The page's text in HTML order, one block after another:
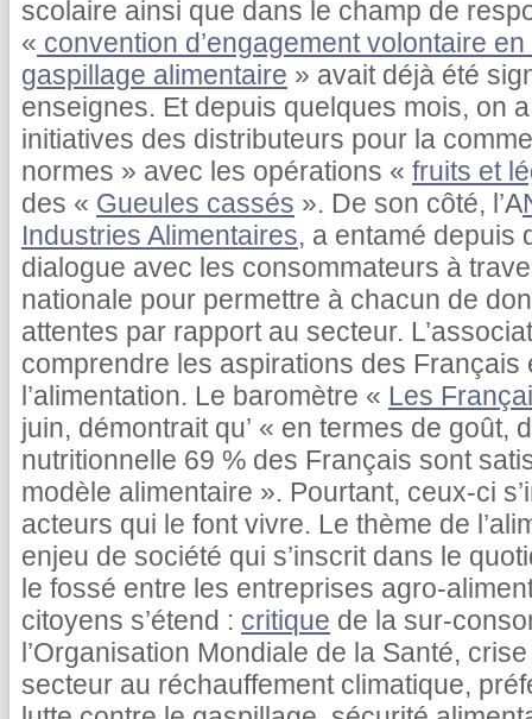
scolaire ainsi que dans le champ de
« convention d’engagement volontaire
gaspillage alimentaire » avait déjà été
enseignes. Et depuis quelques mois, on
initiatives des distributeurs pour la
normes » avec les opérations « fruits et
des « Gueules cassés ». De son côté, l’A
Industries Alimentaires, a entamé depuis
dialogue avec les consommateurs à
nationale pour permettre à chacun de
attentes par rapport au secteur.
comprendre les aspirations des Français
l’alimentation. Le baromètre « Les
juin, démontrait qu’ « en termes de goût,
nutritionnelle 69 % des Français sont
modèle alimentaire ». Pourtant, ceux-ci
acteurs qui le font vivre. Le thème de
enjeu de société qui s’inscrit dans le
le fossé entre les entreprises agro-
citoyens s’étend : critique de la sur-
l’Organisation Mondiale de la Santé,
secteur au réchauffement climatique,